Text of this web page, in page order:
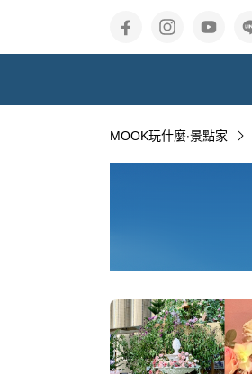
MOOK玩什麼‧景點家